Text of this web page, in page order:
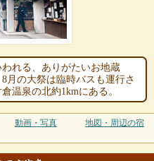
れる、ありがたいお地蔵
月の大祭は臨時バスも運行さ
温泉の北約1kmにある。
動画・写真 地図・周辺の宿